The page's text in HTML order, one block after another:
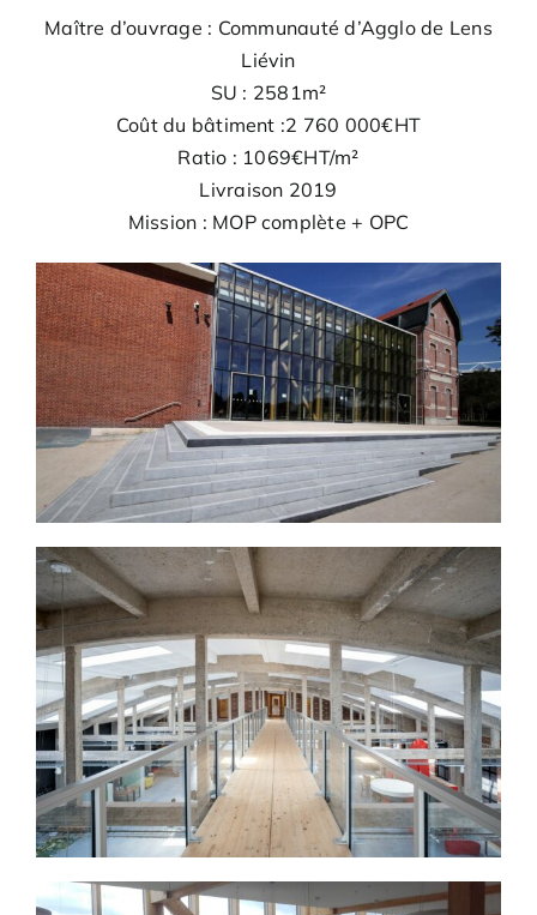
Maître d’ouvrage : Communauté d’Agglo de Lens
Liévin
SU : 2581m²
Coût du bâtiment :2 760 000€HT
Ratio : 1069€HT/m²
Livraison 2019
Mission : MOP complète + OPC